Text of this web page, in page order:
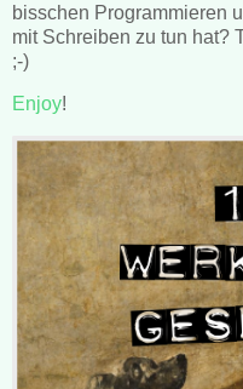
bisschen Programmieren
mit Schreiben zu tun hat?
;-)
Enjoy!